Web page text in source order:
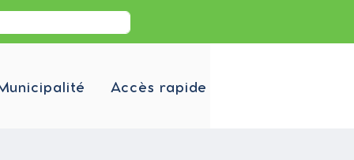
Accès rapide